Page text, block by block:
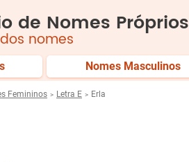
de Nomes Próprios
nomes
Nomes Masculinos
Femininos Letra E Erla